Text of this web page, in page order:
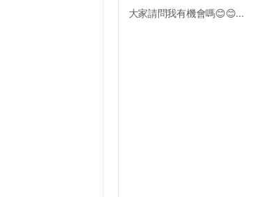
大家請問我有機會嗎😊😊...